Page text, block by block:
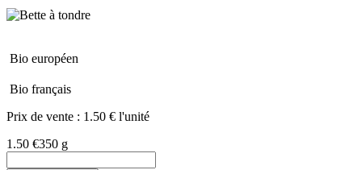
Bio européen
Bio français
Prix de vente : 1.50 € l'unité
1.50 €350 g